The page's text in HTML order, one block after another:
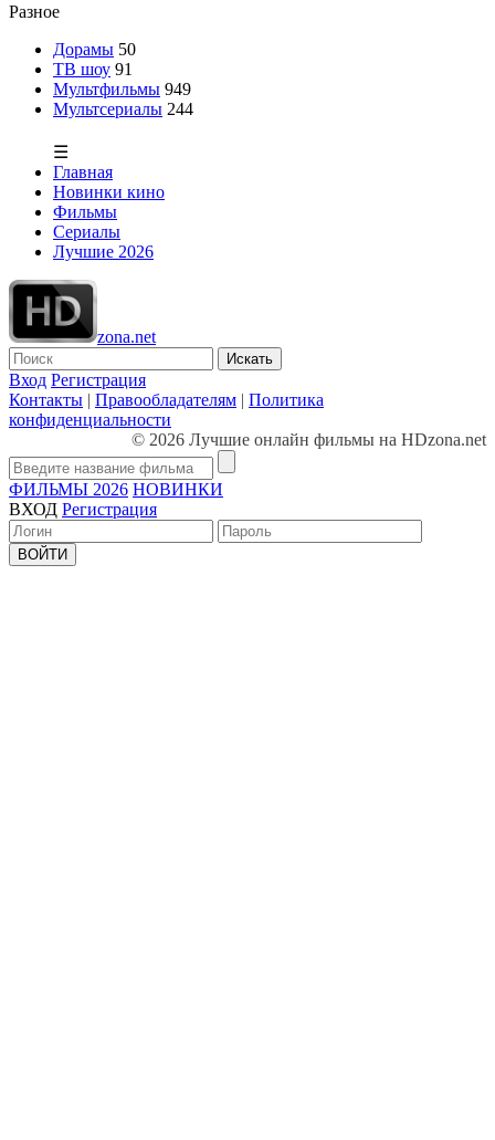
Разное
Дорамы 50
ТВ шоу 91
Мультфильмы 949
Мультсериалы 244
☰
Главная
Новинки кино
Фильмы
Сериалы
Лучшие 2026
zona.net
Искать
Вход Регистрация
Контакты | Правообладателям | Политика
конфиденциальности
© 2026 Лучшие онлайн фильмы на HDzona.net
ФИЛЬМЫ 2026 НОВИНКИ
ВХОД Регистрация